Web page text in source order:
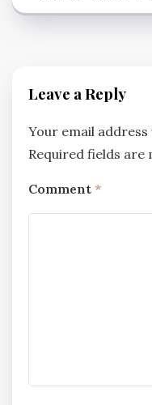
Leave a Reply
Your email
Required fields are
Comment *